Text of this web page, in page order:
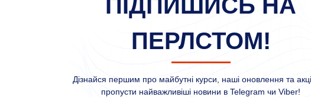
ПЕРЛСТОМ!
Дізнайся першим про майбутні курси, наші оновлення та
пропусти найважливіші новини в Telegram чи Viber!